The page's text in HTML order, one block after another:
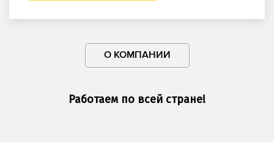
О КОМПАНИИ
Работаем по всей стране!